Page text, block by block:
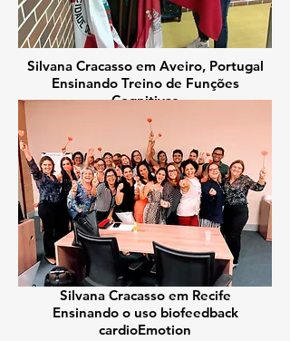
Silvana Cracasso em Aveiro, Portugal
Ensinando Treino de Funções
Cognitivas
Silvana Cracasso em Recife
Ensinando o uso biofeedback
cardioEmotion